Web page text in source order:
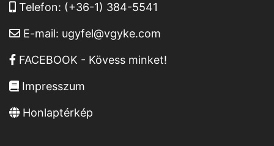
Telefon: (+36-1) 384-5541
E-mail: ugyfel@vgyke.com
FACEBOOK - Kövess minket!
Impresszum
Honlaptérkép